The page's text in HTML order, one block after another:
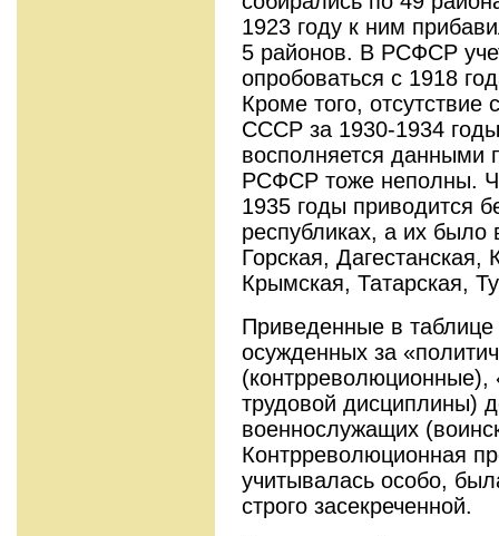
1923 году к ним
5 районов. В РСФСР
опробоваться с 1918
Кроме того, отсутствие
СССР за 1930-1934
восполняется
РСФСР тоже неполны.
1935 годы приводится
республи­ках, а их
Горская, Дагестанская,
Крымская, Татарская,
Приведенные в
осужденных за
трудо­вой дисциплины)
военнослужащих
Контрреволюционная
учитывалась особо,
строго засекреченной.